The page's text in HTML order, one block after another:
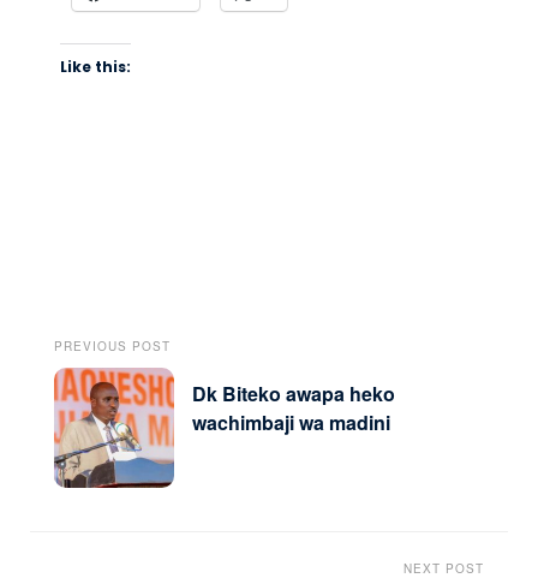
Like this:
PREVIOUS POST
Dk Biteko awapa heko
wachimbaji wa madini
NEXT POST